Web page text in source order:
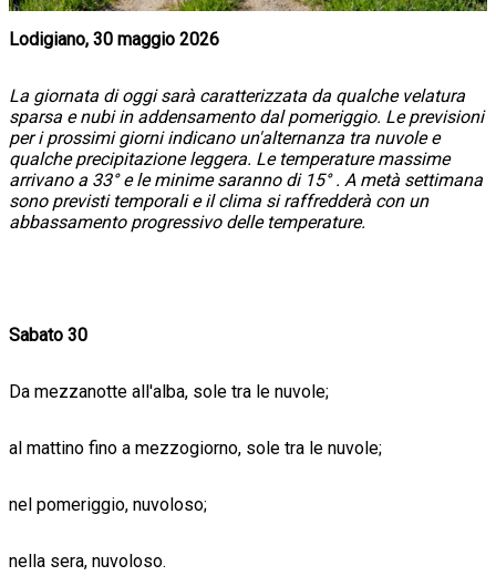
Lodigiano, 30 maggio 2026
La giornata di oggi sarà caratterizzata da qualche velatura
sparsa e nubi in addensamento dal pomeriggio. Le previsioni
per i prossimi giorni indicano un'alternanza tra nuvole e
qualche precipitazione leggera. Le temperature massime
arrivano a 33° e le minime saranno di 15° . A metà settimana
sono previsti temporali e il clima si raffredderà con un
abbassamento progressivo delle temperature.
Sabato 30
Da mezzanotte all'alba, sole tra le nuvole;
al mattino fino a mezzogiorno, sole tra le nuvole;
nel pomeriggio, nuvoloso;
nella sera, nuvoloso.